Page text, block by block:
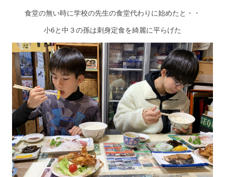
食堂の無い時に学校の先生の食堂代わりに始めたと・・
小6と中３の孫は刺身定食を綺麗に平らげた